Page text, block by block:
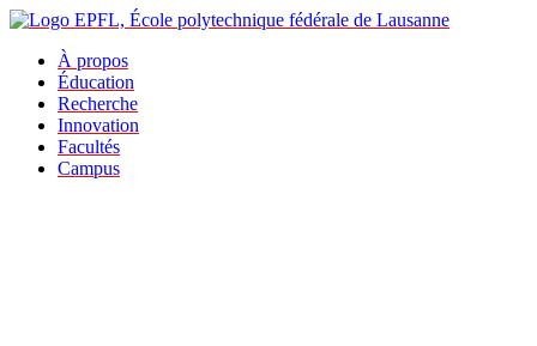
À propos
Éducation
Recherche
Innovation
Facultés
Campus